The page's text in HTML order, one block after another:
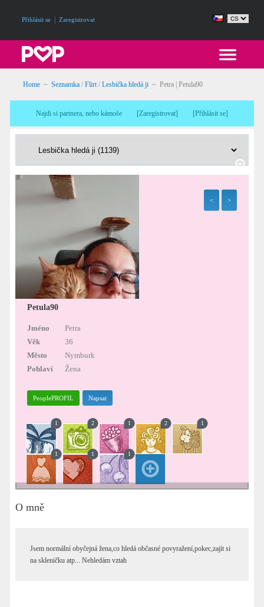
Přihlásit se Zaregistrovat
Home ~ Seznamka / Flirt/ Lesbička hledá ji ~ Petra | Petula90
Najdi si partnera, nebo kámoše [Zaregistrovat] [Přihlásit se]
Petula90
Jméno
Petra
Věk
36
Město
Nymburk
Pohlaví
Žena
< >
PeoplePROFIL Napsat
1 2 1 2 1
1 1 1
O mně
Jsem normální obyčejná žena,co hledá občasné povyražení,pokec,zajít si
na skleničku atp... Nehledám vztah